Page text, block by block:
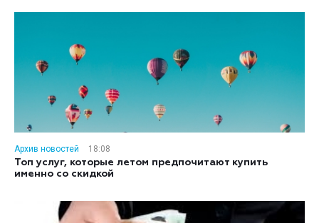
Архив новостей
18:08
Топ услуг, которые летом предпочитают купить
именно со скидкой